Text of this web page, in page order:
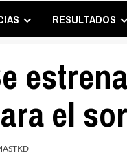
RESULTADOS
el